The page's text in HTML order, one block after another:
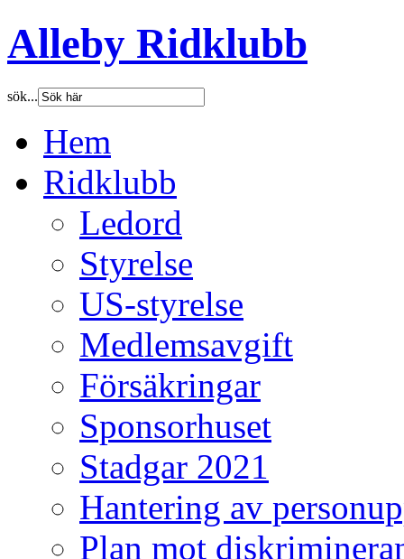
Alleby Ridklubb
sök...
Hem
Ridklubb
Ledord
Styrelse
US-styrelse
Medlemsavgift
Försäkringar
Sponsorhuset
Stadgar 2021
Hantering av
Plan mot